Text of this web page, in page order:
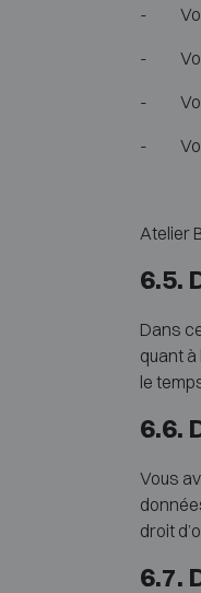
- Vous
- Vous
- Vos
- Vos
Atelier
6.5.
Dans
quant
le
6.6.
Vous
droit
6.7.